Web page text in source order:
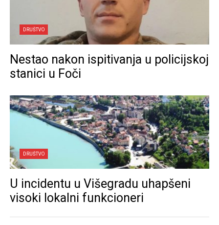
DRUŠTVO
Nestao nakon ispitivanja u policijskoj
stanici u Foči
DRUŠTVO
U incidentu u Višegradu uhapšeni
visoki lokalni funkcioneri